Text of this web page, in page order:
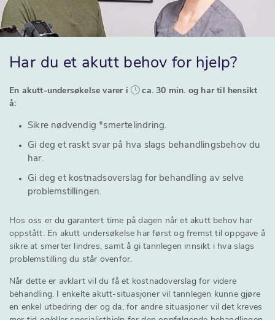
Har du et akutt behov for hjelp?
En akutt-undersøkelse varer i
ca. 30 min. og har til hensikt
å:
Sikre nødvendig *smertelindring.
Gi deg et raskt svar på hva slags behandlingsbehov du
har.
Gi deg et kostnadsoverslag for behandling av selve
problemstillingen.
Hos oss er du garantert time på dagen når et akutt behov har
oppstått. En akutt undersøkelse har først og fremst til oppgave å
sikre at smerter lindres, samt å gi tannlegen innsikt i hva slags
problemstilling du står ovenfor.
Når dette er avklart vil du få et kostnadoverslag for videre
behandling. I enkelte akutt-situasjoner vil tannlegen kunne gjøre
en enkel utbedring der og da, for andre situasjoner vil det kreves